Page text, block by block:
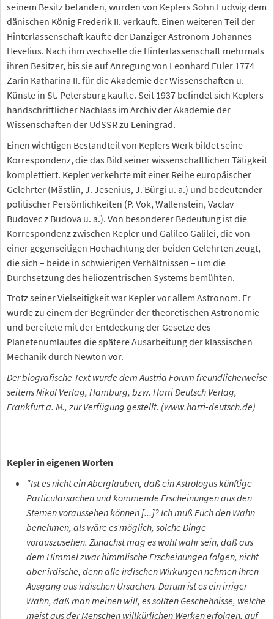
seinem Besitz befanden, wurden von Keplers Sohn Ludwig dem
dänischen König Frederik II. verkauft. Einen weiteren Teil der
Hinterlassenschaft kaufte der Danziger Astronom Johannes
Hevelius. Nach ihm wechselte die Hinterlassenschaft mehrmals
ihren Besitzer, bis sie auf Anregung von Leonhard Euler 1774
Zarin Katharina II. für die Akademie der Wissenschaften u.
Künste in St. Petersburg kaufte. Seit 1937 befindet sich Keplers
handschriftlicher Nachlass im Archiv der Akademie der
Wissenschaften der UdSSR zu Leningrad.
Einen wichtigen Bestandteil von Keplers Werk bildet seine
Korrespondenz, die das Bild seiner wissenschaftlichen Tätigkeit
komplettiert. Kepler verkehrte mit einer Reihe europäischer
Gelehrter (Mästlin, J. Jesenius, J. Bürgi u. a.) und bedeutender
politischer Persönlichkeiten (P. Vok, Wallenstein, Vaclav
Budovec z Budova u. a.). Von besonderer Bedeutung ist die
Korrespondenz zwischen Kepler und Galileo Galilei, die von
einer gegenseitigen Hochachtung der beiden Gelehrten zeugt,
die sich – beide in schwierigen Verhältnissen – um die
Durchsetzung des heliozentrischen Systems bemühten.
Trotz seiner Vielseitigkeit war Kepler vor allem Astronom. Er
wurde zu einem der Begründer der theoretischen Astronomie
und bereitete mit der Entdeckung der Gesetze des
Planetenumlaufes die spätere Ausarbeitung der klassischen
Mechanik durch Newton vor.
Der biografische Text wurde dem Austria Forum freundlicherweise
seitens Nikol Verlag, Hamburg, bzw. Harri Deutsch Verlag,
Frankfurt a. M., zur Verfügung gestellt. (www.harri-deutsch.de)
Kepler in eigenen Worten
"Ist es nicht ein Aberglauben, daß ein Astrologus künftige
Particularsachen und kommende Erscheinungen aus den
Sternen voraussehen können [...]? Ich muß Euch den Wahn
benehmen, als wäre es möglich, solche Dinge
vorauszusehen. Zunächst mag es wohl wahr sein, daß aus
dem Himmel zwar himmlische Erscheinungen folgen, nicht
aber irdische, denn alle irdischen Wirkungen nehmen ihren
Ausgang aus irdischen Ursachen. Darum ist es ein irriger
Wahn, daß man meinen will, es sollten Geschehnisse, welche
meist aus der Menschen willkürlichen Werken erfolgen, auf